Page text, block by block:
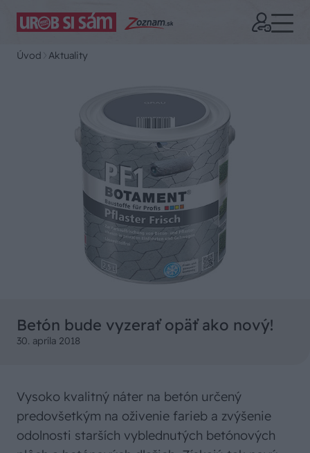
Úvod Aktuality
Betón bude vyzerať opäť ako nový!
30. apríla 2018
Vysoko kvalitný náter na betón určený
predovšetkým na oživenie farieb a zvýšenie
odolnosti starších vyblednutých betónových